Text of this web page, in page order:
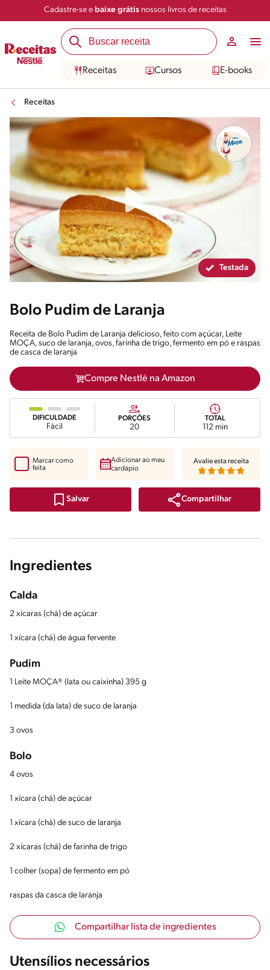
Cadastre-se e baixe grátisnossos livros de receitas
Receitas Cursos E-books
Receitas
Salvar Compartilhar
Testada
Bolo Pudim de Laranja
Receita de Bolo Pudim de Laranja delicioso, feito com açúcar, Leite
MOÇA, suco de laranja, ovos, farinha de trigo, fermento em pó e raspas
de casca de laranja
Compre Nestlé na Amazon
DIFICULDADE
Fácil
PORÇÕES
20
TOTAL
112 min
Salvar Compartilhar
Marcar como
feita
Adicionar ao meu
cardápio
Avalie esta receita
Ingredientes
Calda
2 xícaras (chá) de açúcar
1 xícara (chá) de água fervente
Pudim
1 Leite MOÇA® (lata ou caixinha) 395 g
1 medida (da lata) de suco de laranja
3 ovos
Bolo
4 ovos
1 xícara (chá) de açúcar
1 xícara (chá) de suco de laranja
2 xícaras (chá) de farinha de trigo
1 colher (sopa) de fermento em pó
raspas da casca de laranja
Compartilhar lista de ingredientes
Utensílios necessários